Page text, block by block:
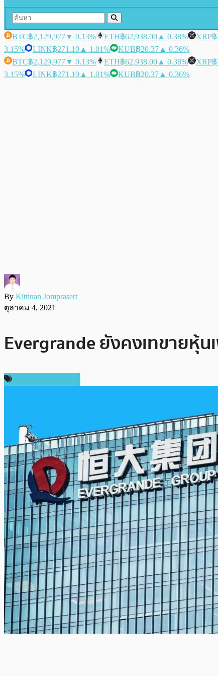
BTC฿2,129,977▼ 0.13% ETH฿62,938.00 ▲ 0.38% XRP฿
3.15%
LINK฿271.10 ▲ 1.01% KUB฿20.37 ▲ 0.36%
BTC฿2,129,977▼ 0.13% ETH฿62,938.00 ▲ 0.38% XRP฿
3.15%
LINK฿271.10 ▲ 1.01% KUB฿20.37 ▲ 0.36%
By Kittinan Jomprasert
ตุลาคม 4, 2021
Evergrande ยังคงเทขายหุ้